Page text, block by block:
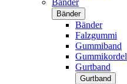
Bänder
Bänder
Bänder
Falzgummi
Gummiband
Gummikordel
Gurtband
Gurtband